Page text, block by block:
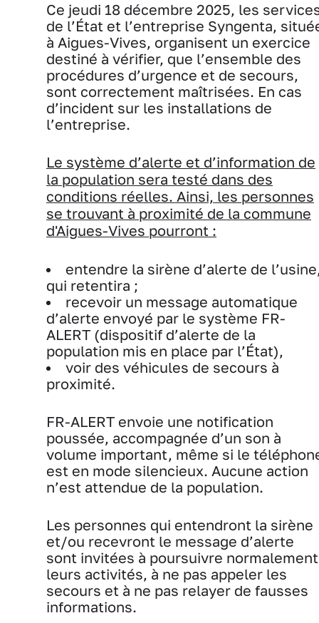
Ce jeudi 18 décembre 2025, les
de l’État et l’entreprise Syngenta,
à Aigues-Vives, organisent un exercice
destiné à vérifier, que l’ensemble des
procédures d’urgence et de secours,
sont correctement maîtrisées. En cas
d’incident sur les installations de
l’entreprise.
Le système d’alerte et d’information de
la population sera testé dans des
conditions réelles. Ainsi, les personnes
se trouvant à proximité de la commune
d'Aigues-Vives pourront :
entendre la sirène d’alerte de
qui retentira ;
recevoir un message automatique
d’alerte envoyé par le système FR-
ALERT (dispositif d’alerte de la
population mis en place par l’État),
voir des véhicules de secours à
proximité.
FR-ALERT envoie une notification
poussée, accompagnée d’un son à
volume important, même si le
est en mode silencieux. Aucune action
n’est attendue de la population.
Les personnes qui entendront la sirène
et/ou recevront le message d’alerte
sont invitées à poursuivre normalement
leurs activités, à ne pas appeler les
secours et à ne pas relayer de fausses
informations.